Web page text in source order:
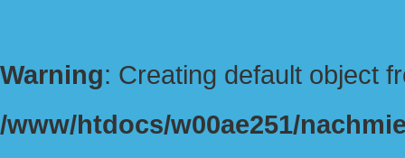
Warning: Creating default object
/www/htdocs/w00ae251/